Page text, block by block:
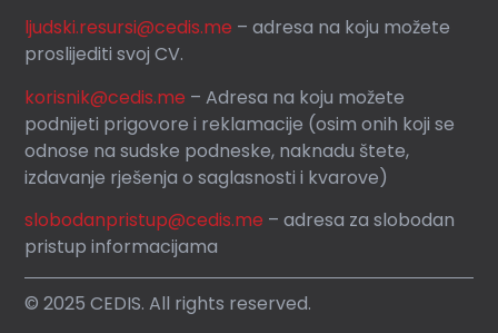
ljudski.resursi@cedis.me – adresa na koju možete
proslijediti svoj CV.
korisnik@cedis.me – Adresa na koju možete
podnijeti prigovore i reklamacije (osim onih koji se
odnose na sudske podneske, naknadu štete,
izdavanje rješenja o saglasnosti i kvarove)
slobodanpristup@cedis.me – adresa za slobodan
pristup informacijama
© 2025 CEDIS. All rights reserved.